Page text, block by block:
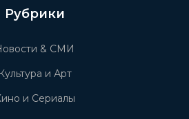
Рубрики
& СМИ
Культура и Арт
и Сериалы